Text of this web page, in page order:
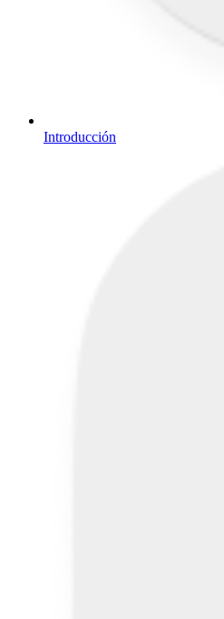
Introducción